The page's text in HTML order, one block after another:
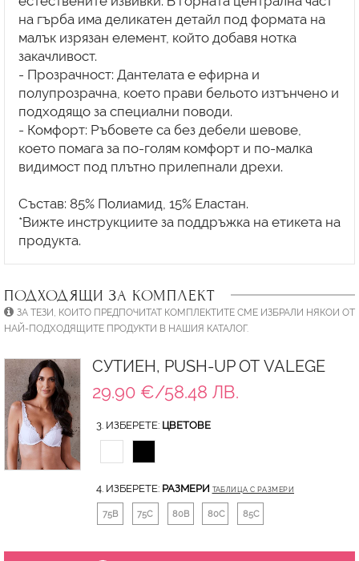
на гърба има деликатен детайл под формата на
малък изрязан елемент, който добавя нотка
закачливост.
- Прозрачност: Дантелата е ефирна и
полупрозрачна, което прави бельото изтънчено и
подходящо за специални поводи.
- Комфорт: Ръбовете са без дебели шевове,
което помага за по-голям комфорт и по-малка
видимост под плътно прилепнали дрехи.
Състав: 85% Полиамид, 15% Еластан.
*Вижте инструкциите за поддръжка на етикета на
продукта.
ПОДХОДЯЩИ ЗА КОМПЛЕКТ
ЗА ТЕЗИ, КОИТО ПРЕДПОЧИТАТ КОМПЛЕКТИТЕ СМЕ ИЗБРАЛИ НЯКОИ ОТ
НАЙ-ПОДХОДЯЩИТЕ ПРОДУКТИ В НАШИЯ КАТАЛОГ.
СУТИЕН, PUSH-UP ОТ VALEGE
29.90 €/58.48 ЛВ.
3. ИЗБЕРЕТЕ: ЦВЕТОВЕ
4. ИЗБЕРЕТЕ: РАЗМЕРИ ТАБЛИЦА С РАЗМЕРИ
75B 75C 80B 80C 85C